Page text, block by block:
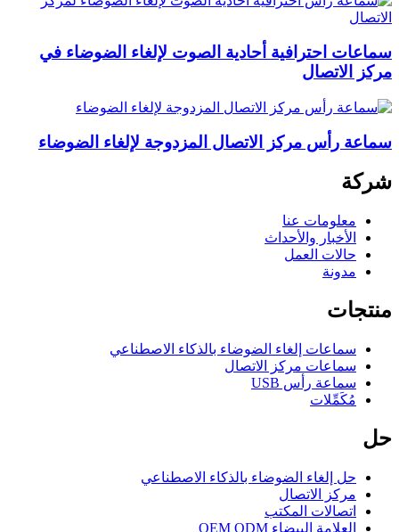
سماعات احترافية أحادية الصوت لإلغاء الضوضاء في
مركز الاتصال
سماعة رأس مركز الاتصال المزدوجة لإلغاء الضوضاء
شركة
معلومات عنا
الأخبار والأحداث
حالات العمل
مدونة
منتجات
سماعات إلغاء الضوضاء بالذكاء الاصطناعي
سماعات مركز الاتصال
سماعة رأس USB
مُكَمِّلات
حل
حل إلغاء الضوضاء بالذكاء الاصطناعي
مركز الاتصال
اتصالات المكتب
العلامة البيضاء OEM ODM